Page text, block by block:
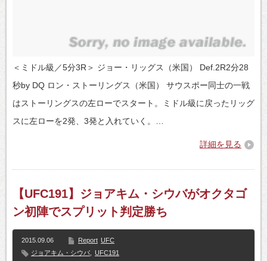
＜ミドル級／5分3R＞ ジョー・リッグス（米国） Def.2R2分28
秒by DQ ロン・ストーリングス（米国） サウスポー同士の一戦
はストーリングスの左ローでスタート。ミドル級に戻ったリッグ
スに左ローを2発、3発と入れていく。…
詳細を見る
【UFC191】ジョアキム・シウバがオクタゴ
ン初陣でスプリット判定勝ち
2015.09.06 Report UFC
ジョアキム・シウバ
UFC191